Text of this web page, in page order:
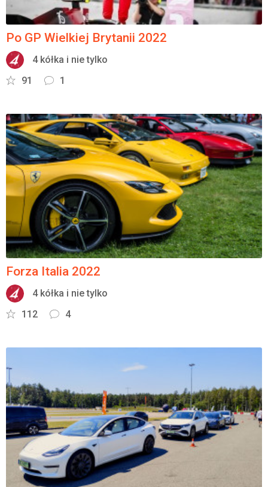
Po GP Wielkiej Brytanii 2022
4 kółka i nie tylko
91
1
Forza Italia 2022
4 kółka i nie tylko
112
4